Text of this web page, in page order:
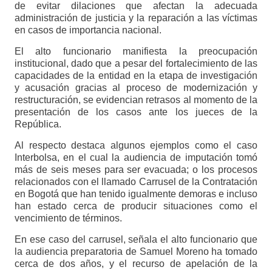
de evitar dilaciones que afectan la adecuada
administración de justicia y la reparación a las víctimas
en casos de importancia nacional.
El alto funcionario manifiesta la preocupación
institucional, dado que a pesar del fortalecimiento de las
capacidades de la entidad en la etapa de investigación
y acusación gracias al proceso de modernización y
restructuración, se evidencian retrasos al momento de la
presentación de los casos ante los jueces de la
República.
Al respecto destaca algunos ejemplos como el caso
Interbolsa, en el cual la audiencia de imputación tomó
más de seis meses para ser evacuada; o los procesos
relacionados con el llamado Carrusel de la Contratación
en Bogotá que han tenido igualmente demoras e incluso
han estado cerca de producir situaciones como el
vencimiento de términos.
En ese caso del carrusel, señala el alto funcionario que
la audiencia preparatoria de Samuel Moreno ha tomado
cerca de dos años, y el recurso de apelación de la